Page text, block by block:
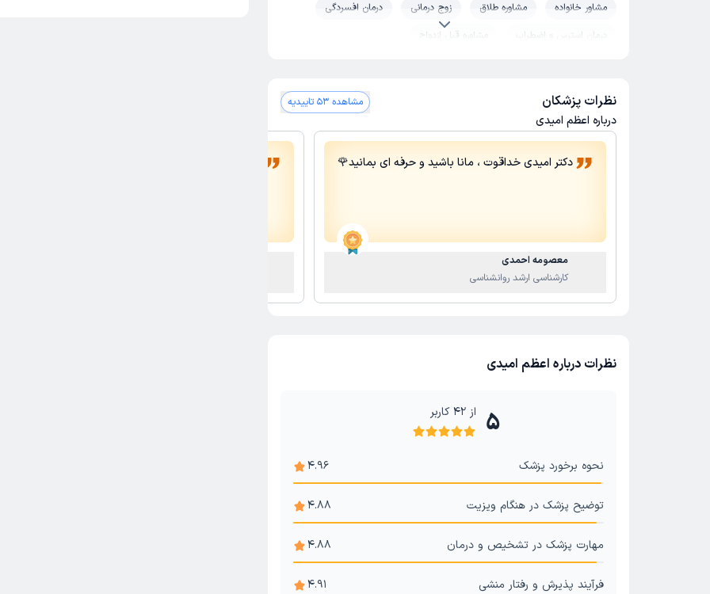
مشاور خانواده مشاوره طلاق زوج درمانی
درمان افسردگی
درمان استرس و اضطراب
مشاوره قبل ازدواج
نظرات پزشکان
درباره اعظم امیدی
مشاهده 53 تاییدیه
دکتر امیدی خداقوت ، مانا باشید و حرفه ای بمانید🌹
معصومه احمدی
کارشناسی ارشد روانشناسی
نظرات درباره اعظم امیدی
5 از 42کاربر
نحوه برخورد پزشک 4.96
توضیح پزشک در هنگام ویزیت 4.88
مهارت پزشک در تشخیص و درمان 4.88
فرآیند پذیرش و رفتار منشی 4.91